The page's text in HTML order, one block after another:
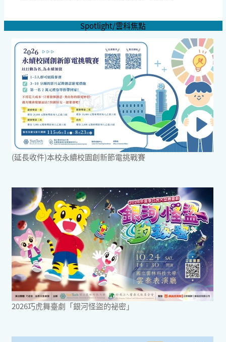
Spotlight/雲科焦點
(延長收件)本校永續校園創新節電挑戰賽
2026巧虎舞臺劇「銀河怪盜的祕密」